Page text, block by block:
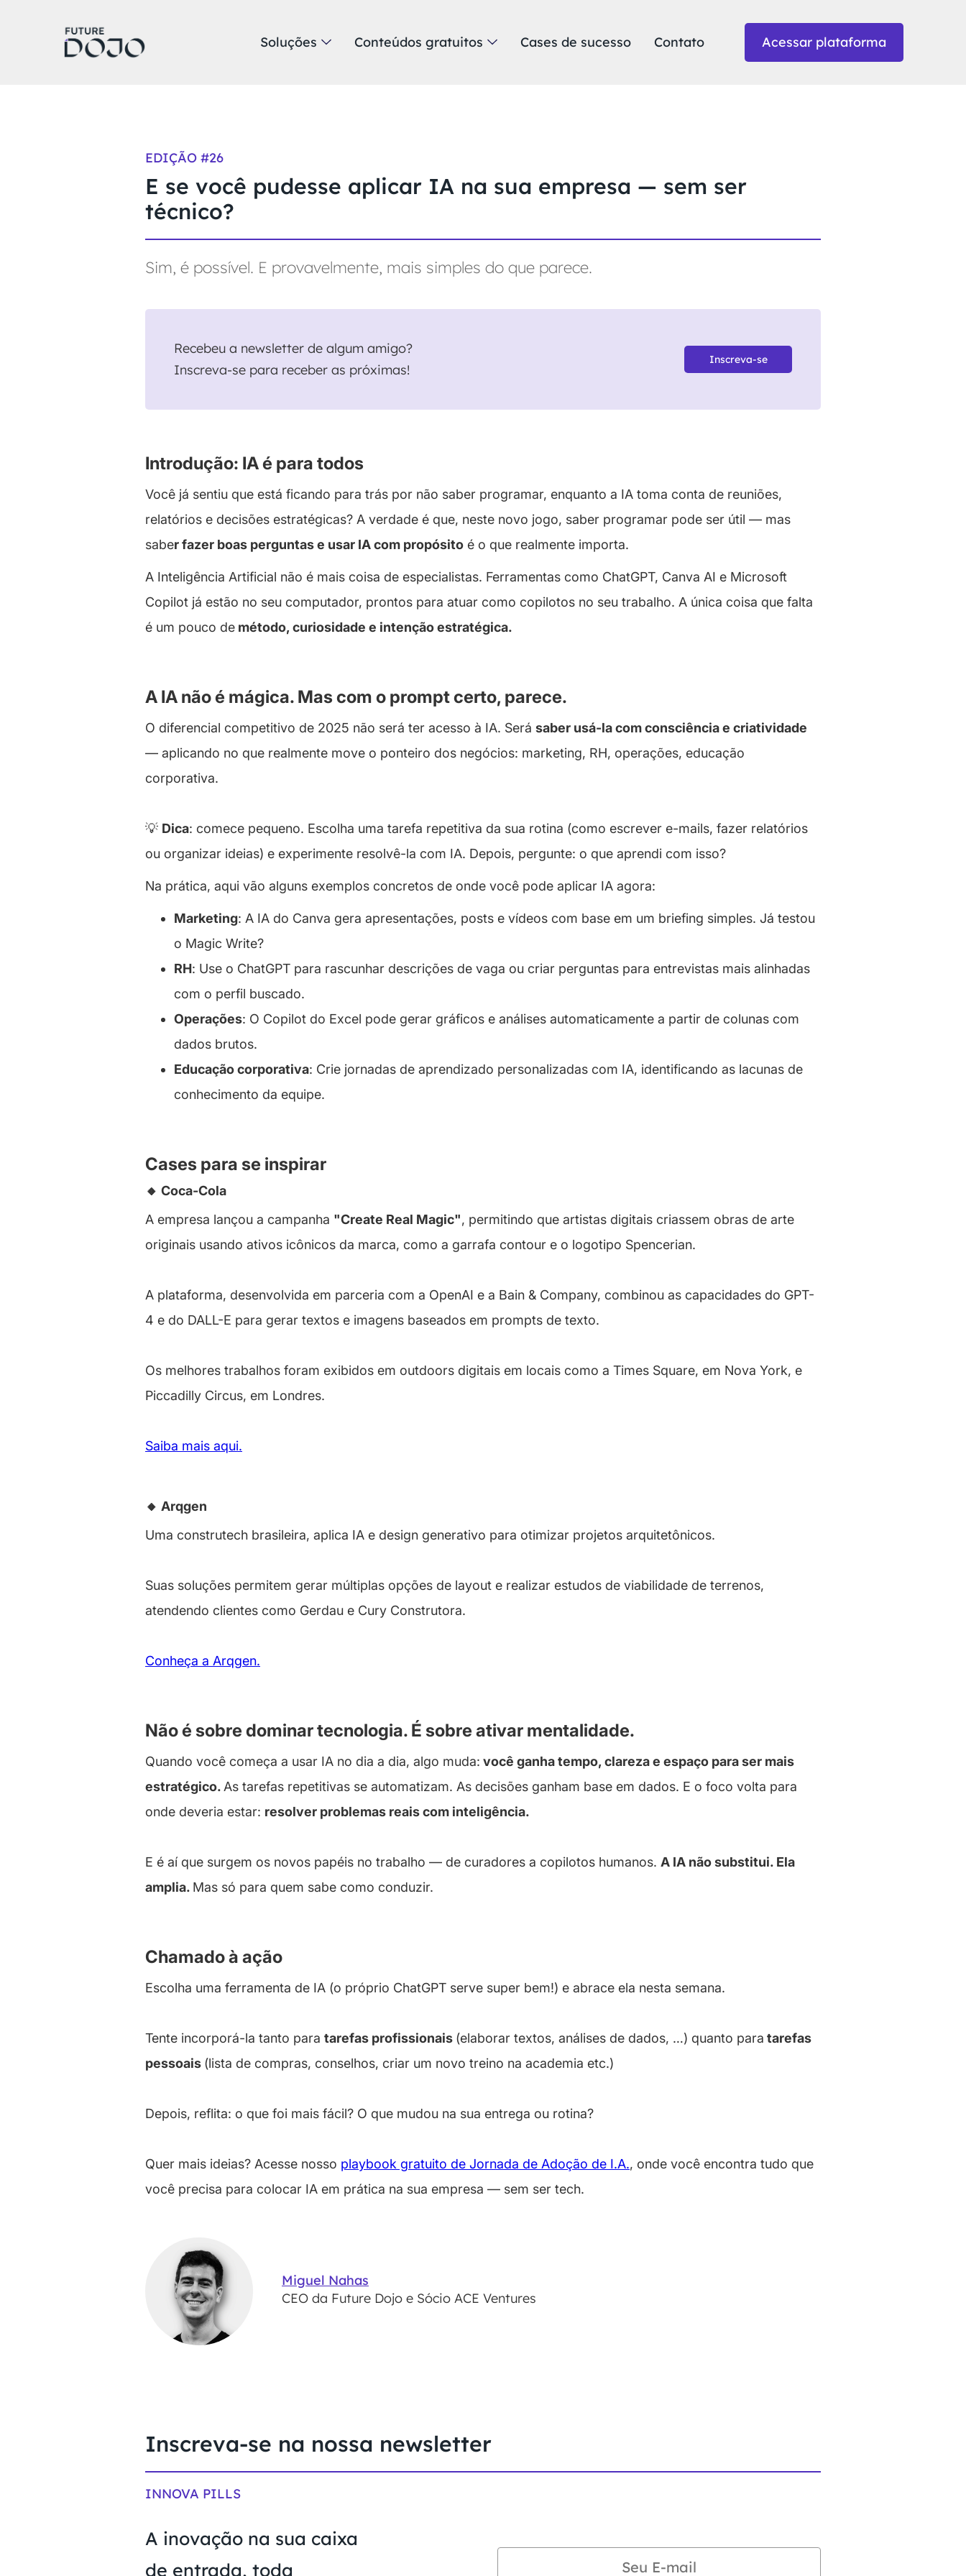
Soluções Conteúdos gratuitos Cases de sucesso Contato Acessar plataforma
EDIÇÃO #26
E se você pudesse aplicar IA na sua empresa — sem ser
técnico?
Sim, é possível. E provavelmente, mais simples do que parece.
Recebeu a newsletter de algum amigo?
Inscreva-se para receber as próximas!
Inscreva-se
Introdução: IA é para todos
Você já sentiu que está ficando para trás por não saber programar, enquanto a IA toma conta de reuniões,
relatórios e decisões estratégicas? A verdade é que, neste novo jogo, saber programar pode ser útil — mas
saber fazer boas perguntas e usar IA com propósito é o que realmente importa.
A Inteligência Artificial não é mais coisa de especialistas. Ferramentas como ChatGPT, Canva AI e Microsoft
Copilot já estão no seu computador, prontos para atuar como copilotos no seu trabalho. A única coisa que falta
é um pouco de método, curiosidade e intenção estratégica.
A IA não é mágica. Mas com o prompt certo, parece.
O diferencial competitivo de 2025 não será ter acesso à IA. Será saber usá-la com consciência e criatividade
— aplicando no que realmente move o ponteiro dos negócios: marketing, RH, operações, educação
corporativa.
💡 Dica: comece pequeno. Escolha uma tarefa repetitiva da sua rotina (como escrever e-mails, fazer relatórios
ou organizar ideias) e experimente resolvê-la com IA. Depois, pergunte: o que aprendi com isso?
Na prática, aqui vão alguns exemplos concretos de onde você pode aplicar IA agora:
Marketing: A IA do Canva gera apresentações, posts e vídeos com base em um briefing simples. Já testou
o Magic Write?
RH: Use o ChatGPT para rascunhar descrições de vaga ou criar perguntas para entrevistas mais alinhadas
com o perfil buscado.
Operações: O Copilot do Excel pode gerar gráficos e análises automaticamente a partir de colunas com
dados brutos.
Educação corporativa: Crie jornadas de aprendizado personalizadas com IA, identificando as lacunas de
conhecimento da equipe.
Cases para se inspirar
🔸 Coca-Cola
A empresa lançou a campanha "Create Real Magic", permitindo que artistas digitais criassem obras de arte
originais usando ativos icônicos da marca, como a garrafa contour e o logotipo Spencerian.
A plataforma, desenvolvida em parceria com a OpenAI e a Bain & Company, combinou as capacidades do GPT-
4 e do DALL-E para gerar textos e imagens baseados em prompts de texto.
Os melhores trabalhos foram exibidos em outdoors digitais em locais como a Times Square, em Nova York, e
Piccadilly Circus, em Londres.
Saiba mais aqui.
🔸 Arqgen
Uma construtech brasileira, aplica IA e design generativo para otimizar projetos arquitetônicos.
Suas soluções permitem gerar múltiplas opções de layout e realizar estudos de viabilidade de terrenos,
atendendo clientes como Gerdau e Cury Construtora.
Conheça a Arqgen.
Não é sobre dominar tecnologia. É sobre ativar mentalidade.
Quando você começa a usar IA no dia a dia, algo muda: você ganha tempo, clareza e espaço para ser mais
estratégico. As tarefas repetitivas se automatizam. As decisões ganham base em dados. E o foco volta para
onde deveria estar: resolver problemas reais com inteligência.
E é aí que surgem os novos papéis no trabalho — de curadores a copilotos humanos. A IA não substitui. Ela
amplia. Mas só para quem sabe como conduzir.
Chamado à ação
Escolha uma ferramenta de IA (o próprio ChatGPT serve super bem!) e abrace ela nesta semana.
Tente incorporá-la tanto para tarefas profissionais (elaborar textos, análises de dados, …) quanto para tarefas
pessoais (lista de compras, conselhos, criar um novo treino na academia etc.)
Depois, reflita: o que foi mais fácil? O que mudou na sua entrega ou rotina?
Quer mais ideias? Acesse nosso playbook gratuito de Jornada de Adoção de I.A., onde você encontra tudo que
você precisa para colocar IA em prática na sua empresa — sem ser tech.
Miguel Nahas
CEO da Future Dojo e Sócio ACE Ventures
Inscreva-se na nossa newsletter
INNOVA PILLS
A inovação na sua caixa
de entrada, toda